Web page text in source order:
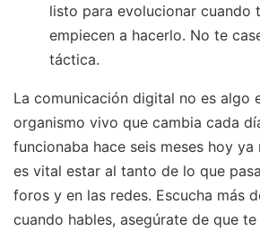
listo para evolucionar cuando
empiecen a hacerlo. No te
táctica.
La comunicación digital no es algo
organismo vivo que cambia cada
funcionaba hace seis meses hoy ya
es vital estar al tanto de lo que
foros y en las redes. Escucha más
cuando hables, asegúrate de que te